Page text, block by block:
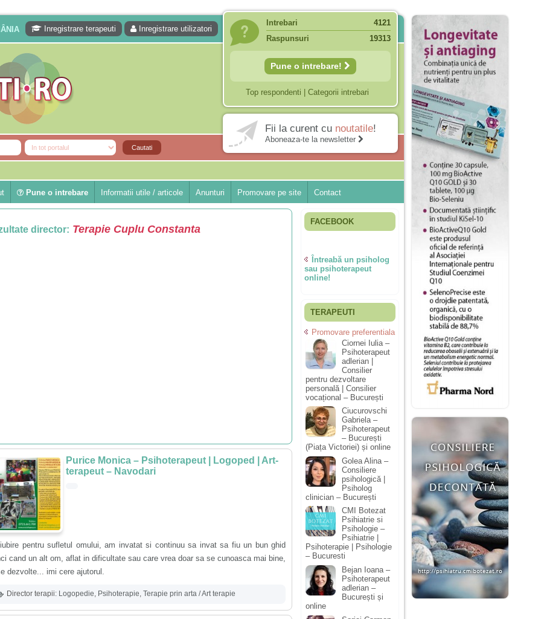
Inregistrare terapeuti Inregistrare utilizatori
Intrebari
4121
Raspunsuri
19313
Pune o intrebare!
Top respondenti Categorii intrebari
Fii la curent cu noutatile!
Aboneaza-te la newsletter
Pune o intrebare Informatii utile / articole Anunturi Promovare pe site Contact
director: Terapie Cuplu Constanta
Purice Monica – Psihoterapeut | Logoped | Art-
terapeut – Navodari
pentru sufletul omului, am invatat si continuu sa invat sa fiu un bun ghid
cand un alt om, aflat in dificultate sau care vrea doar sa se cunoasca mai bine,
dezvolte... imi cere ajutorul.
Director terapii: Logopedie, Psihoterapie, Terapie prin arta / Art terapie
FACEBOOK
Întreabă un psiholog
sau psihoterapeut
online!
TERAPEUTI
Promovare preferentiala
Ciornei Iulia –
Psihoterapeut
adlerian |
Consilier
pentru dezvoltare
personală | Consilier
vocațional – București
Ciucurovschi
Gabriela –
Psihoterapeut
– București
(Piața Victoriei) și online
Golea Alina –
Consiliere
psihologică |
Psiholog
clinician – București
CMI Botezat
Psihiatrie si
Psihologie –
Psihiatrie |
Psihoterapie | Psihologie
– Bucuresti
Bejan Ioana –
Psihoterapeut
adlerian –
București și
online